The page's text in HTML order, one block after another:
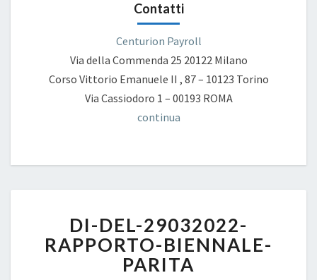
Contatti
Centurion Payroll
Via della Commenda 25 20122 Milano
Corso Vittorio Emanuele II , 87 – 10123 Torino
Via Cassiodoro 1 – 00193 ROMA
continua
DEL-
29032022-
RAPPORTO-
BIENNALE-
DI-DEL-29032022-
RAPPORTO-BIENNALE-
PARITA